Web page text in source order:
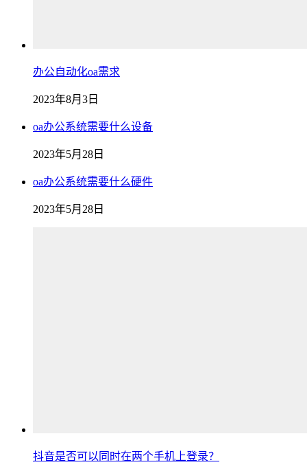
办公自动化oa需求
2023年8月3日
oa办公系统需要什么设备
2023年5月28日
oa办公系统需要什么硬件
2023年5月28日
抖音是否可以同时在两个手机上登录？